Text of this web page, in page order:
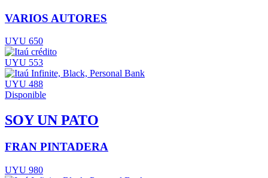
VARIOS AUTORES
UYU 650
UYU 553
UYU 488
Disponible
SOY UN PATO
FRAN PINTADERA
UYU 980